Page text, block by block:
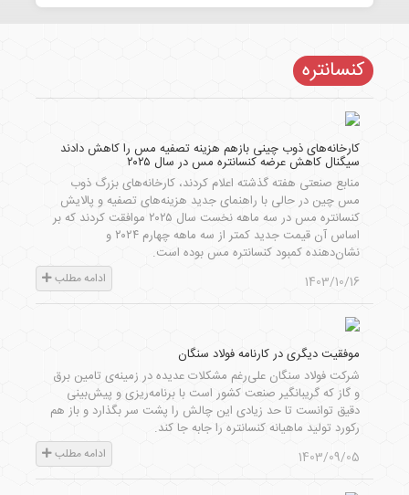
کنسانتره
کارخانه‌های ذوب چینی بازهم هزینه تصفیه مس را کاهش دادند
سیگنال کاهش عرضه کنسانتره مس در سال ۲۰۲۵
منابع صنعتی هفته گذشته اعلام کردند، کارخانه‌های بزرگ ذوب
مس چین در حالی با راهنمای جدید هزینه‌های تصفیه و پالایش
کنسانتره مس در سه ماهه نخست سال ۲۰۲۵ موافقت کردند که بر
اساس آن قیمت جدید کمتر از سه ماهه چهارم ۲۰۲۴ و
نشان‌دهنده کمبود کنسانتره مس بوده است.
1403/10/16
ادامه مطلب
موفقیت دیگری در کارنامه فولاد سنگان
شرکت فولاد سنگان علی‌رغم مشکلات عدیده در زمینه‌ی تامین برق
و گاز که گریبانگیر صنعت کشور است با برنامه‌ریزی و پیش‌بینی
دقیق توانست تا حد زیادی این چالش را پشت سر بگذارد و باز هم
رکورد تولید ماهیانه کنسانتره را جابه جا کند.
1403/09/05
ادامه مطلب